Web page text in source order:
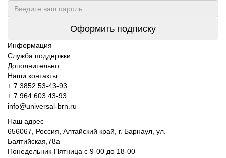
Оформить подписку
Информация
Служба поддержки
Дополнительно
Наши контакты
+ 7 3852 53-43-93
+ 7 964 603 43-93
info@universal-brn.ru
Наш адрес
656067, Россия, Алтайский край, г. Барнаул, ул.
Балтийская,78а
Понедельник-Пятница с 9-00 до 18-00